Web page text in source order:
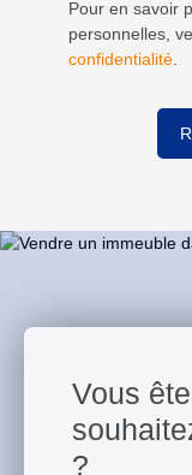
Pour en savoir
personnelles,
confidentialité.
Vous
?